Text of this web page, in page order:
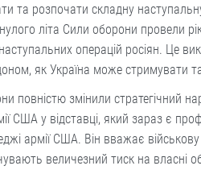
та розпочати складну
літа Сили оборони провели
операцій росіян. Це
як Україна може стримувати
повністю змінили стратегічний
США у відставці, який зараз є
армії США. Він вважає військову
величезний тиск на власні